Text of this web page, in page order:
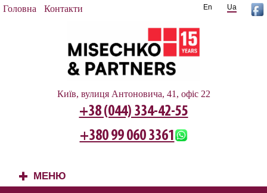
Головна Контакти Ua
En
Київ, вулиця Антоновича, 41, офіс 22
+38 (044) 334-42-55
+380 99 060 3361
+ МЕНЮ